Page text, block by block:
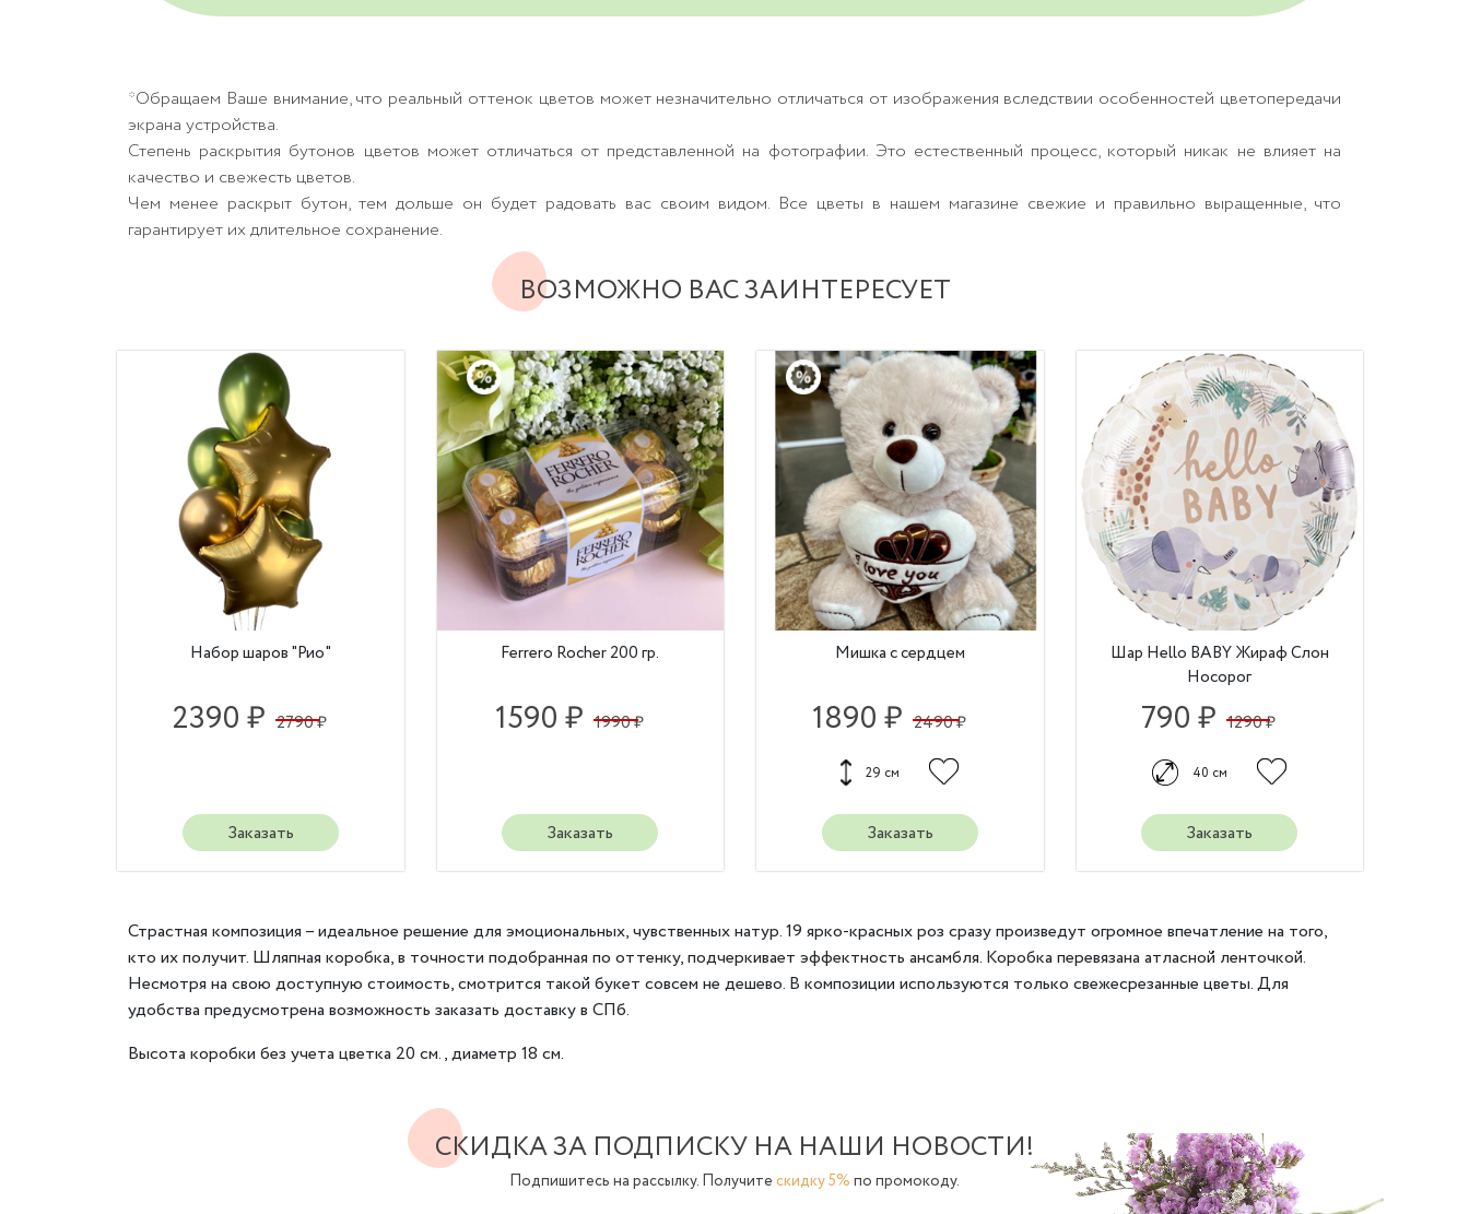
*Обращаем Ваше внимание, что реальный оттенок цветов может незначительно отличаться от изображения вследствии особенностей цветопередачи
экрана устройства.
Степень раскрытия бутонов цветов может отличаться от представленной на фотографии. Это естественный процесс, который никак не влияет на
качество и свежесть цветов.
Чем менее раскрыт бутон, тем дольше он будет радовать вас своим видом. Все цветы в нашем магазине свежие и правильно выращенные, что
гарантирует их длительное сохранение.
ВОЗМОЖНО ВАС ЗАИНТЕРЕСУЕТ
Набор шаров "Рио"
2390 ₽ 2790 ₽
Заказать
Ferrero Rocher 200 гр.
1590 ₽ 1990 ₽
Заказать
Мишка с сердцем
1890 ₽ 2490 ₽
29 см
Заказать
Шар Hello BABY Жираф Слон
Носорог
790 ₽ 1290 ₽
40 см
Заказать
Страстная композиция – идеальное решение для эмоциональных, чувственных натур. 19 ярко-красных роз сразу произведут огромное впечатление на того,
кто их получит. Шляпная коробка, в точности подобранная по оттенку, подчеркивает эффектность ансамбля. Коробка перевязана атласной ленточкой.
Несмотря на свою доступную стоимость, смотрится такой букет совсем не дешево. В композиции используются только свежесрезанные цветы. Для
удобства предусмотрена возможность заказать доставку в СПб.
Высота коробки без учета цветка 20 см., диаметр 18 см.
СКИДКА ЗА ПОДПИСКУ НА НАШИ НОВОСТИ!
Подпишитесь на рассылку. Получите скидку 5% по промокоду.